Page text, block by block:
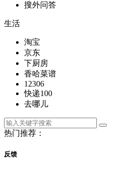
搜外问答
生活
淘宝
京东
下厨房
香哈菜谱
12306
快递100
去哪儿
热门推荐：
反馈